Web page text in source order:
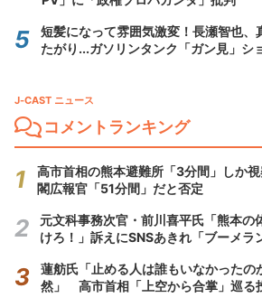
短髪になって雰囲気激変！長瀬智也、
たがり...ガソリンタンク「ガン見」シ
J-CAST ニュース
コメントランキング
高市首相の熊本避難所「3分間」しか
閣広報官「51分間」だと否定
元文科事務次官・前川喜平氏「熊本の
けろ！」訴えにSNSあきれ「ブーメラ
蓮舫氏「止める人は誰もいなかったの
然」 高市首相「上空から合掌」巡る